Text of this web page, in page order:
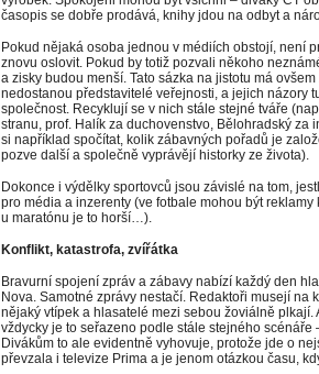
časopis se dobře prodává, knihy jdou na odbyt a
Pokud nějaká osoba jednou v médiích obstojí, není
znovu oslovit. Pokud by totiž pozvali někoho
a zisky budou menší. Tato sázka na jistotu má
nedostanou představitelé veřejnosti, a jejich názory
společnost. Recyklují se v nich stále stejné tváře
stranu, prof. Halík za duchovenstvo, Bělohradský za
si například spočítat, kolik zábavných pořadů je
pozve další a společně vyprávějí historky ze života).
Dokonce i výdělky sportovců jsou závislé na tom,
pro média a inzerenty (ve fotbale mohou být
u maratónu je to horší…).
Konflikt, katastrofa, zvířátka
Bravurní spojení zpráv a zábavy nabízí každý den
Nova. Samotné zprávy nestačí. Redaktoři musejí na
nějaký vtípek a hlasatelé mezi sebou žoviálně plkají.
vždycky je to seřazeno podle stále stejného scénáře
Divákům to ale evidentně vyhovuje, protože jde o
převzala i televize Prima a je jenom otázkou času,